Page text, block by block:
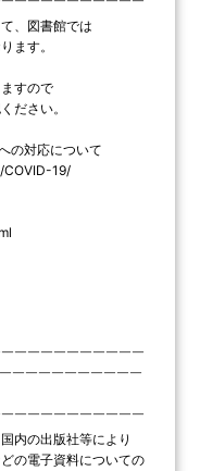
￣￣￣￣￣￣￣￣￣￣
、図書館では
ます。
すので
ださい。
の対応について
19/
￣￣￣￣￣￣￣￣￣￣
￣￣￣￣￣￣￣￣￣￣
￣￣￣￣￣￣￣￣￣￣
内の出版社等により
の電子資料についての